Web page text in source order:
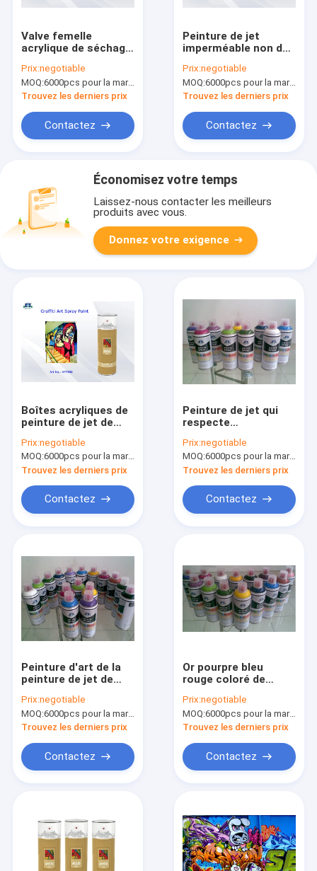
Produits
À propos de nous
Valve femelle
acrylique de séchage
de graffiti d'art 400ml
et bas rapide/haute
pression
Prix:negotiable
MOQ:6000pcs pour la marque d'Aristo, 15000pcs pour la marque de client
Trouvez les derniers prix
Contactez
Peinture de jet
imperméable non de
pour coloré rouge
pourpre de rose de
graffiti
Prix:negotiable
MOQ:6000pcs pour la marque d'Aristo, 15000pcs pour la marque de client
Trouvez les derniers prix
Contactez
Économisez votre temps
Laissez-nous contacter les meilleurs
produits avec vous.
Donnez votre exigence
Boîtes acryliques de
peinture de jet de
d'aérosol pour
l'artiste avec la
normale, Fluo,
couleur métallique
Prix:negotiable
MOQ:6000pcs pour la marque d'Aristo, 15000pcs pour la marque de client
Trouvez les derniers prix
Contactez
Peinture de jet qui
respecte
toxique d'aérosol
d'artiste pour le
bois/plastique/surface
métallique
Prix:negotiable
MOQ:6000pcs pour la marque d'Aristo, 15000pcs pour la marque de client
Trouvez les derniers prix
Contactez
Peinture d'art de la
peinture de jet de
professionnel/DIY
pour la haute
catégorie en verre ou
Prix:negotiable
MOQ:6000pcs pour la marque d'Aristo, 15000pcs pour la marque de client
Trouvez les derniers prix
Contactez
Or pourpre bleu
rouge coloré de
peinture/aérosol de
jet d'art de graffiti de
DIY
Prix:negotiable
MOQ:6000pcs pour la marque d'Aristo, 15000pcs pour la marque de client
Trouvez les derniers prix
Contactez